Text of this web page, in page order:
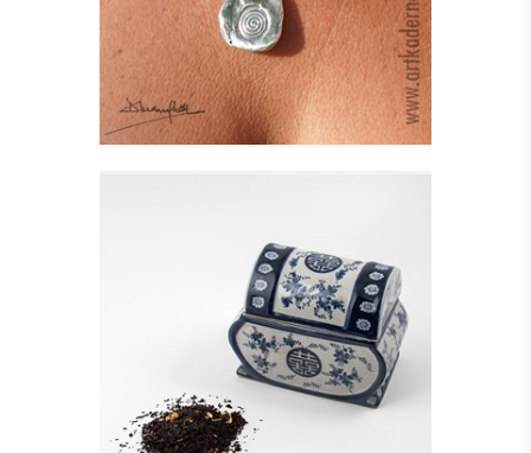
Se detajler
KISTEFORMET KRUKKE
MED LÅG
Se detajler